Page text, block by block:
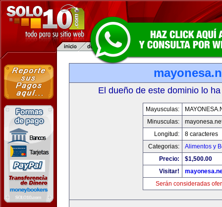
El dueño de este dominio lo
Mayusculas:
Minusculas:
Longitud:
8 caracteres
Categorias:
Alimentos y
Precio:
$1,500.00
Visitar!
Serán consideradas